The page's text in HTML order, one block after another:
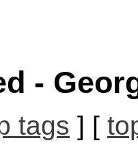
-
tags ] [